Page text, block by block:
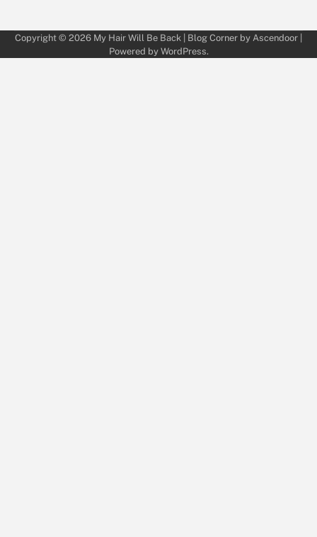
Copyright © 2026 My Hair Will Be Back | Blog Corner by Ascendoor
Powered by WordPress.